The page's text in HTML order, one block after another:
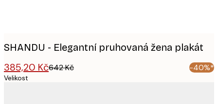
SHANDU - Elegantní pruhovaná žena plakát
385,20 Kč642 Kč -40%*
Velikost